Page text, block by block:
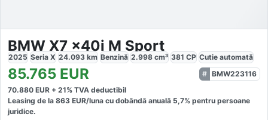
BMW X7 x40i M Sport
2025 Seria X 24.093 km Benzină 2.998 cm³ 381 CP Cutie automată
85.765 EUR
BMW223116
70.880 EUR + 21% TVA deductibil
Leasing de la 863 EUR/luna cu dobăndă anuală 5,7% pentru persoane
juridice.